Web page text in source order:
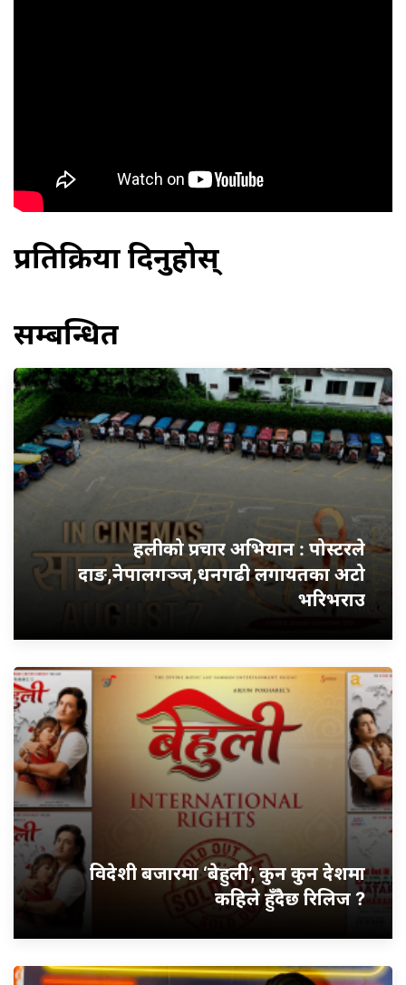
प्रतिक्रिया दिनुहोस्
सम्बन्धित
हलीको प्रचार अभियान : पोस्टरले
दाङ,नेपालगञ्ज,धनगढी लगायतका अटो
भरिभराउ
विदेशी बजारमा ‘बेहुली’, कुन कुन देशमा
कहिले हुँदैछ रिलिज ?